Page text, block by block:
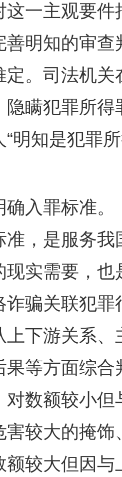
这一主观要
善明知的审
定。司法机
隐瞒犯罪所
明知是犯罪
罪标准。
准，是服务
现实需要，
诈骗关联犯
上下游关系
果等方面综
对数额较小
害较大的掩
额较大但因